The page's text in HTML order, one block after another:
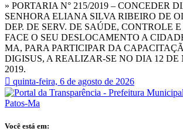
» PORTARIA N° 215/2019 – CONCEDER
SENHORA ELIANA SILVA RIBEIRO DE
DEP. DE SERV. DE SAÚDE, CONTROLE
FACE O SEU DESLOCAMENTO A
MA, PARA PARTICIPAR DA
DIGISUS, A REALIZAR-SE NO DIA 12 DE
2019.
quinta-feira, 6 de agosto de 2026
Você está em: